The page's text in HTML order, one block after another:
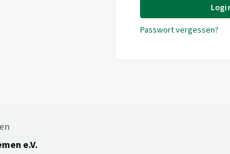
Passwort vergessen?
e.V.